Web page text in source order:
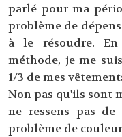
parlé pour ma
problème de
à le résoudre.
méthode, je me
1/3 de mes
Non pas qu'ils sont
ne ressens pas
problème de